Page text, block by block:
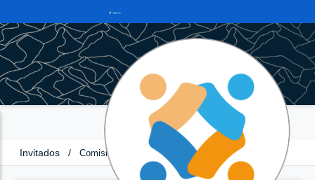
Invitados / Comisión Accidental